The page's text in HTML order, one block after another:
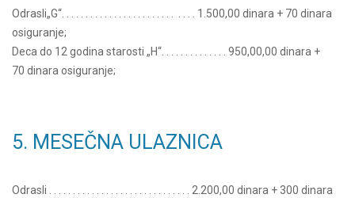
Odrasli„G“. . . . . . . . . . . . . . . . . . . . . . . . . . . . 1.500,00 dinara + 70 dinara
osiguranje;
Deca do 12 godina starosti „H“. . . . . . . . . . . . . . 950,00,00 dinara +
70 dinara osiguranje;
5. MESEČNA ULAZNICA
Odrasli . . . . . . . . . . . . . . . . . . . . . . . . . . . . . . 2.200,00 dinara + 300 dinara